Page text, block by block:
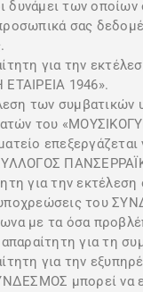
δυνάμει των
σας
για την
1946».
των
του
για την
του
με τα όσα
απαραίτητη για τη
για την
μπορεί να